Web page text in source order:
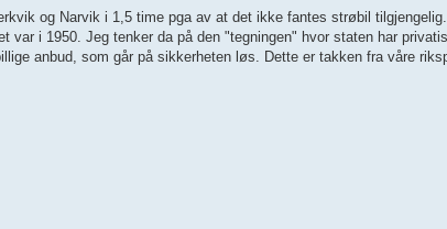
og Narvik i 1,5 time pga av at det ikke fantes strøbil
var i 1950. Jeg tenker da på den "tegningen" hvor staten har
anbud, som går på sikkerheten løs. Dette er takken fra våre